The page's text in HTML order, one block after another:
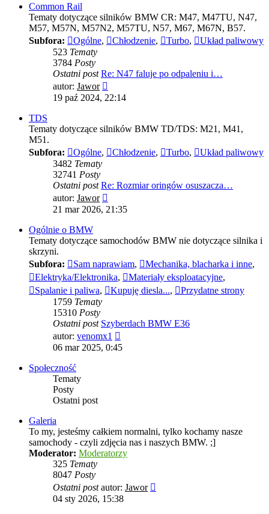
Common Rail
Tematy dotyczące silników BMW CR: M47, M47TU, N47,
M57, M57N, M57N2, M57TU, N57, M67, M67N, B57.
Subfora:
Ogólne, Chłodzenie, Turbo,
Układ paliwowy
523 Tematy
3784 Posty
Ostatni post Re: N47 faluje po odpaleniu i…
autor: Jawor
najnowszy
19 paź 2024, 22:14
TDS
Tematy dotyczące silników BMW TD/TDS: M21, M41,
M51.
Subfora:
Ogólne, Chłodzenie, Turbo,
Układ paliwowy
3482 Tematy
32741 Posty
Ostatni post Re: Rozmiar oringów osuszacza…
autor: Jawor
najnowszy
21 mar 2026, 21:35
Ogólnie o BMW
Tematy dotyczące samochodów BMW nie dotyczące silnika i
skrzyni.
Subfora:
Sam naprawiam, Mechanika, blacharka i inne,
Elektryka/Elektronika, Materiały eksploatacyjne,
Spalanie i paliwa, Kupuję diesla...,
Przydatne strony
1759 Tematy
15310 Posty
Ostatni post Szyberdach BMW E36
autor: venomx1
najnowszy
06 mar 2025, 0:45
Społeczność
Tematy
Posty
Ostatni post
Galeria
To my, jesteśmy całkiem normalni, tylko kochamy nasze
samochody - czyli zdjęcia nas i naszych BMW. ;]
Moderator: Moderatorzy
325 Tematy
8047 Posty
Ostatni postautor: Jawor
04 sty 2026, 15:38